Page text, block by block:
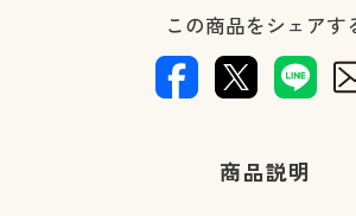
この商品をシェアす
商品説明